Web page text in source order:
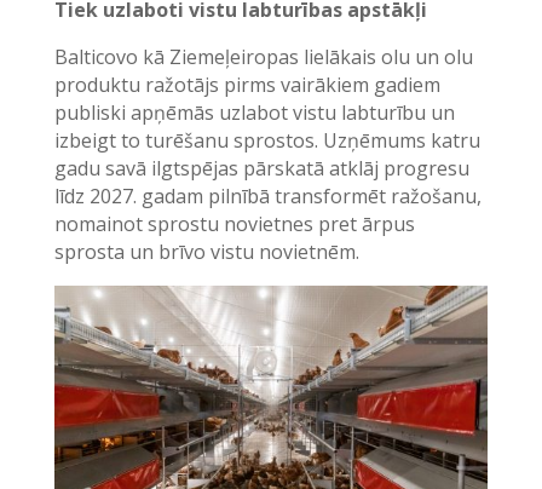
Tiek uzlaboti vistu labturības apstākļi
Balticovo kā Ziemeļeiropas lielākais olu un olu
produktu ražotājs pirms vairākiem gadiem
publiski apņēmās uzlabot vistu labturību un
izbeigt to turēšanu sprostos. Uzņēmums katru
gadu savā ilgtspējas pārskatā atklāj progresu
līdz 2027. gadam pilnībā transformēt ražošanu,
nomainot sprostu novietnes pret ārpus
sprosta un brīvo vistu novietnēm.